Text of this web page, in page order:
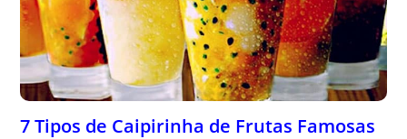
7 Tipos de Caipirinha de Frutas Famosas